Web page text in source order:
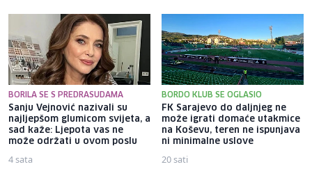
BORILA SE S PREDRASUDAMA
Sanju Vejnović nazivali su
najljepšom glumicom svijeta, a
sad kaže: Ljepota vas ne
može održati u ovom poslu
4 sata
BORDO KLUB SE OGLASIO
FK Sarajevo do daljnjeg ne
može igrati domaće utakmice
na Koševu, teren ne ispunjava
ni minimalne uslove
20 sati